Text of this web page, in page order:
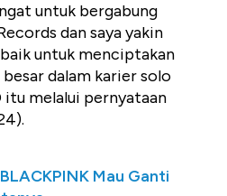
untuk bergabung
dan saya yakin
untuk menciptakan
dalam karier solo
itu melalui pernyataan
Mau Ganti